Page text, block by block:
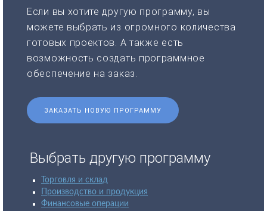
Если вы хотите другую программу, вы
можете выбрать из огромного количества
готовых проектов. А также есть
возможность создать программное
обеспечение на заказ.
ЗАКАЗАТЬ НОВУЮ ПРОГРАММУ
Выбрать другую программу
Торговля и склад
Производство и продукция
Финансовые операции